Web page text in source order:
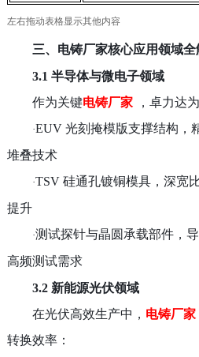
左右拖动表格显示其他内容
三、电铸厂家核心应用领域全
3.1 半导体与微电子领域
作为关键电铸厂家 ，卓力达
·EUV 光刻掩模版支撑结构，
堆叠技术
·TSV 硅通孔镀铜模具，深宽
提升
·测试探针与晶圆承载部件，
高频测试需求
3.2 新能源光伏领域
在光伏高效生产中， 电铸厂家
转换效率：